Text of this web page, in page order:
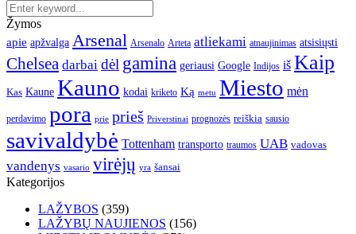
Žymos
apie apžvalga Arsenal Arsenalo Arteta atliekami atnaujinimas atsisiųsti
Chelsea darbai dėl gamina geriausi Google Indijos iš Kaip
Kas Kaune Kauno kodai kriketo Ką metu Miesto mėn
perdavimo pora prie prieš Priverstinai prognozės reiškia sausio
savivaldybė Tottenham transporto traumos UAB vadovas
vandenys vasario virėjų yra šansai
Kategorijos
LAŽYBOS (359)
LAŽYBŲ NAUJIENOS (156)